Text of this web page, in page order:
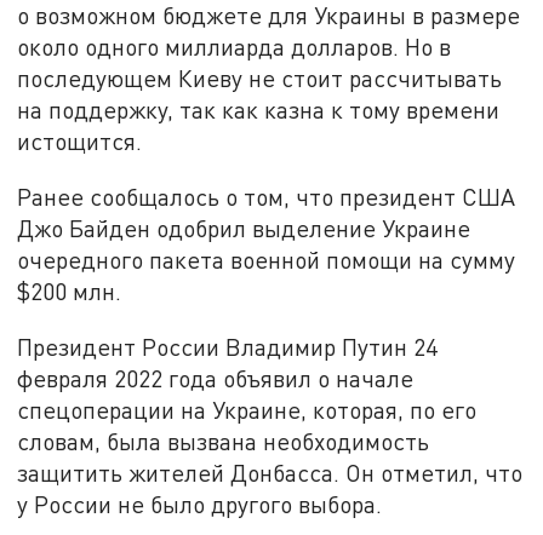
о возможном бюджете для Украины в размере
около одного миллиарда долларов. Но в
последующем Киеву не стоит рассчитывать
на поддержку, так как казна к тому времени
истощится.
Ранее сообщалось о том, что президент США
Джо Байден одобрил выделение Украине
очередного пакета военной помощи на сумму
$200 млн.
Президент России Владимир Путин 24
февраля 2022 года объявил о начале
спецоперации на Украине, которая, по его
словам, была вызвана необходимость
защитить жителей Донбасса. Он отметил, что
у России не было другого выбора.